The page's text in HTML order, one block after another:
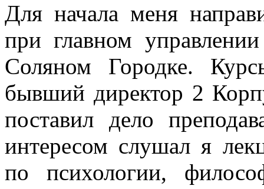
Для начала меня
при главном
Соляном Городке.
бывший директор 2
поставил дело
интересом слушал я
по психологии,